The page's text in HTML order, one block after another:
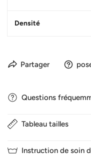
Densité
Partager
Questions
1. Combien de temps
jours ouvrables. Il faut
Tableau tailles
Instruction de soin